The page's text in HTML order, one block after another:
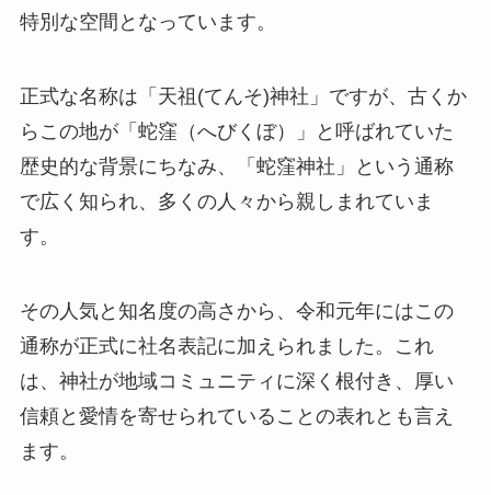
特別な空間となっています。
正式な名称は「天祖(てんそ)神社」ですが、古くか
らこの地が「蛇窪（へびくぼ）」と呼ばれていた
歴史的な背景にちなみ、「蛇窪神社」という通称
で広く知られ、多くの人々から親しまれていま
す。
その人気と知名度の高さから、令和元年にはこの
通称が正式に社名表記に加えられました。これ
は、神社が地域コミュニティに深く根付き、厚い
信頼と愛情を寄せられていることの表れとも言え
ます。